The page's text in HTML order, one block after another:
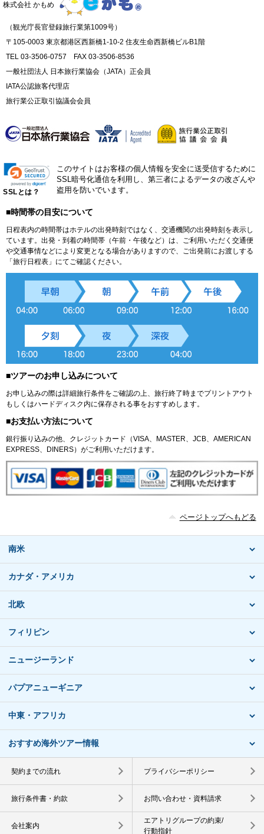
株式会社 かもめ
（観光庁長官登録旅行業第1009号）
〒105-0003 東京都港区西新橋1-10-2 住友生命西新橋ビルB1階
TEL 03-3506-0757 FAX 03-3506-8536
一般社団法人 日本旅行業協会（JATA）正会員
IATA公認旅客代理店
旅行業公正取引協議会会員
SSLとは？
このサイトはお客様の個人情報を安全に送受信するために
SSL暗号化通信を利用し、第三者によるデータの改ざんや
盗用を防いでいます。
■時間帯の目安について
日程表内の時間帯はホテルの出発時刻ではなく、交通機関の出発時刻を表示し
ています。出発・到着の時間帯（午前・午後など）は、ご利用いただく交通便
や交通事情などにより変更となる場合がありますので、ご出発前にお渡しする
「旅行日程表」にてご確認ください。
■ツアーのお申し込みについて
お申し込みの際は詳細旅行条件をご確認の上、旅行終了時までプリントアウト
もしくはハードディスク内に保存される事をおすすめします。
■お支払い方法について
銀行振り込みの他、クレジットカード（VISA、MASTER、JCB、AMERICAN
EXPRESS、DINERS）がご利用いただけます。
ページトップへもどる
南米
カナダ・アメリカ
北欧
フィリピン
ニュージーランド
パプアニューギニア
中東・アフリカ
おすすめ海外ツアー情報
契約までの流れ プライバシーポリシー
旅行条件書・約款 お問い合わせ・資料請求
会社案内
エアトリグループの約束/
行動指針